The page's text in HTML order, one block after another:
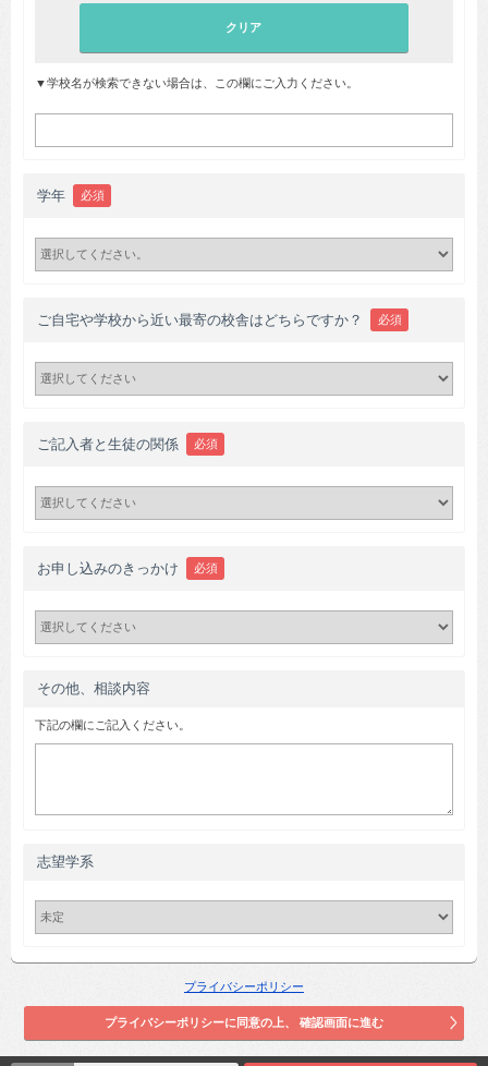
▼学校名が検索できない場合は、この欄にご入力ください。
学年 必須
ご自宅や学校から近い最寄の校舎はどちらですか？ 必須
ご記入者と生徒の関係 必須
お申し込みのきっかけ 必須
その他、相談内容
下記の欄にご記入ください。
志望学系
プライバシーポリシー